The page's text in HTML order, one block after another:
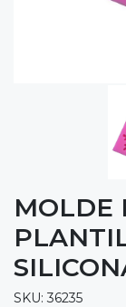
MOLDE
SKU: 36235